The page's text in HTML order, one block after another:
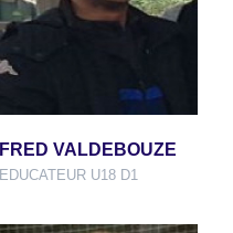
FRED VALDEBOUZE
EDUCATEUR U18 D1